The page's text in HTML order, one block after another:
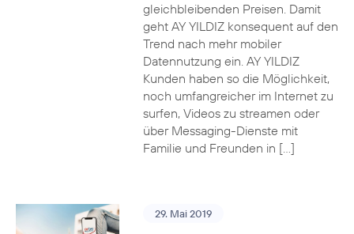
gleichbleibenden Preisen. Damit
geht AY YILDIZ konsequent auf den
Trend nach mehr mobiler
Datennutzung ein. AY YILDIZ
Kunden haben so die Möglichkeit,
noch umfangreicher im Internet zu
surfen, Videos zu streamen oder
über Messaging-Dienste mit
Familie und Freunden in […]
29. Mai 2019